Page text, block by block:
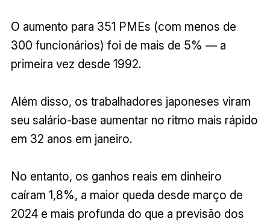
O aumento para 351 PMEs (com menos de
300 funcionários) foi de mais de 5% — a
primeira vez desde 1992.
Além disso, os trabalhadores japoneses viram
seu salário-base aumentar no ritmo mais rápido
em 32 anos em janeiro.
No entanto, os ganhos reais em dinheiro
caíram 1,8%, a maior queda desde março de
2024 e mais profunda do que a previsão dos